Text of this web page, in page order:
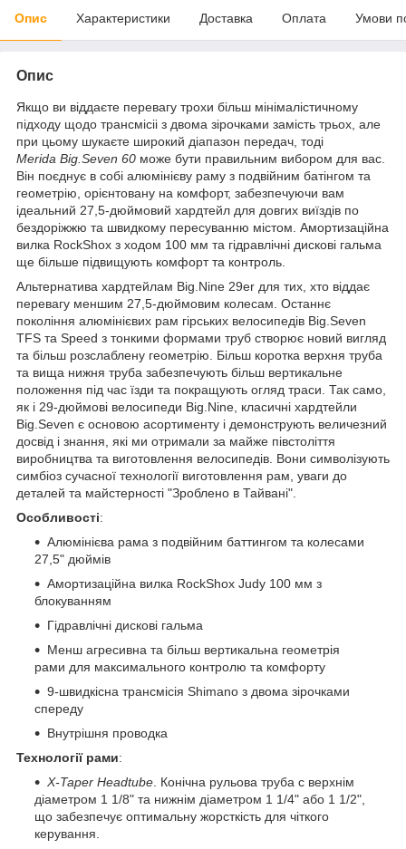
Опис Характеристики Доставка Оплата Умови
Опис
Якщо ви віддаєте перевагу трохи більш мінімалістичному
підходу щодо трансмісіі з двома зірочками замість трьох, але
при цьому шукаєте широкий діапазон передач, тоді
Merida Big.Seven 60 може бути правильним вибором для вас.
Він поєднує в собі алюмінієву раму з подвійним батінгом та
геометрію, орієнтовану на комфорт, забезпечуючи вам
ідеальний 27,5-дюймовий хардтейл для довгих виїздів по
бездоріжжю та швидкому пересуванню містом. Амортизаційна
вилка RockShox з ходом 100 мм та гідравлічні дискові гальма
ще більше підвищують комфорт та контроль.
Альтернатива хардтейлам Big.Nine 29er для тих, хто віддає
перевагу меншим 27,5-дюймовим колесам. Останнє
покоління алюмінієвих рам гірських велосипедів Big.Seven
TFS та Speed з тонкими формами труб створює новий вигляд
та більш розслаблену геометрію. Більш коротка верхня труба
та вища нижня труба забезпечують більш вертикальне
положення під час їзди та покращують огляд траси. Так само,
як і 29-дюймові велосипеди Big.Nine, класичні хардтейли
Big.Seven є основою асортименту і демонструють величезний
досвід і знання, які ми отримали за майже півстоліття
виробництва та виготовлення велосипедів. Вони символізують
симбіоз сучасної технології виготовлення рам, уваги до
деталей та майстерності "Зроблено в Тайвані".
Особливості:
Алюмінієва рама з подвійним баттингом та колесами
27,5" дюймів
Амортизаційна вилка RockShox Judy 100 мм з
блокуванням
Гідравлічні дискові гальма
Менш агресивна та більш вертикальна геометрія
рами для максимального контролю та комфорту
9-швидкісна трансмісія Shimano з двома зірочками
спереду
Внутрішня проводка
Технології рами:
X-Taper Headtube . Конічна рульова труба с верхнім
діаметром 1 1/8" та нижнім діаметром 1 1/4" або 1 1/2",
що забезпечує оптимальну жорсткість для чіткого
керування.